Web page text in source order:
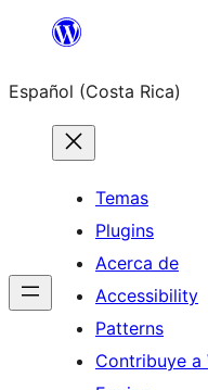
Saltar
contenido
Español (Costa Rica)
Temas
Plugins
Acerca de
Accessibility
Patterns
Contribuye a